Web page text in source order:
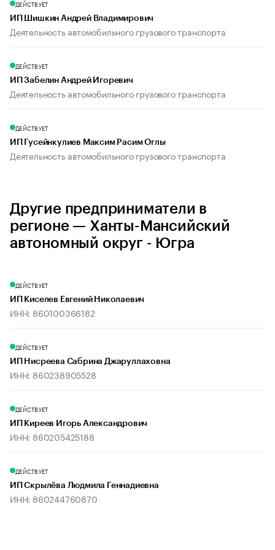
ДЕЙСТВУЕТ
ИП Шишкин Андрей Владимирович
Деятельность автомобильного грузового транспорта
ДЕЙСТВУЕТ
ИП Забелин Андрей Игоревич
Деятельность автомобильного грузового транспорта
ДЕЙСТВУЕТ
ИП Гусейнкулиев Максим Расим Оглы
Деятельность автомобильного грузового транспорта
Другие предприниматели в
регионе — Ханты-Мансийский
автономный округ - Югра
ДЕЙСТВУЕТ
ИП Киселев Евгений Николаевич
ИНН: 860100366182
ДЕЙСТВУЕТ
ИП Нисреева Сабрина Джаруллаховна
ИНН: 860238905528
ДЕЙСТВУЕТ
ИП Киреев Игорь Александрович
ИНН: 860205425188
ДЕЙСТВУЕТ
ИП Скрылёва Людмила Геннадиевна
ИНН: 860244760870